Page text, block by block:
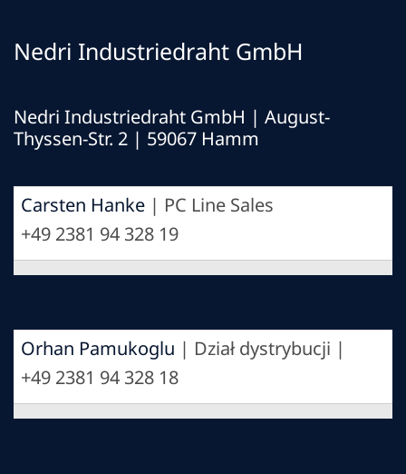
Nedri Industriedraht GmbH
Nedri Industriedraht GmbH | August-
Thyssen-Str. 2 | 59067 Hamm
Carsten Hanke | PC Line Sales
+49 2381 94 328 19
Orhan Pamukoglu | Dział dystrybucji |
+49 2381 94 328 18